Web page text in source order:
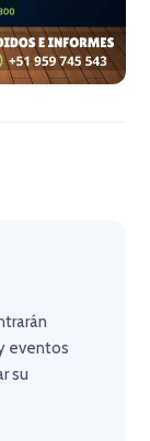
eventos
su